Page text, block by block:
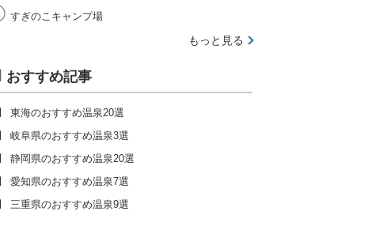
すぎのこキャンプ場
もっと見る
おすすめ記事
東海のおすすめ温泉20選
岐阜県のおすすめ温泉3選
静岡県のおすすめ温泉20選
愛知県のおすすめ温泉7選
三重県のおすすめ温泉9選